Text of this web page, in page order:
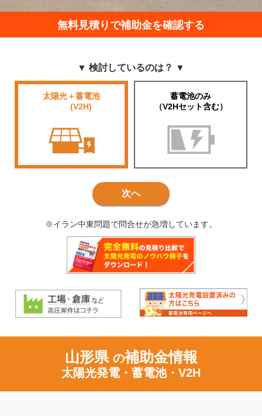
無料見積りで補助金を確認する
▼ 検討しているのは？ ▼
太陽光＋蓄電池
(V2H)
蓄電池のみ
（V2Hセット含む）
次へ
※イラン中東問題で問合せが急増しています。
山形県 の補助金情報
太陽光発電・蓄電池・V2H